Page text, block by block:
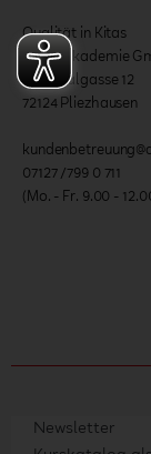
Qualität in Kitas
Onlineakademie
Nationalgasse 12
72124 Pliezhausen
07127 /799 0 711
(Mo. - Fr. 9.00 -
Newsletter